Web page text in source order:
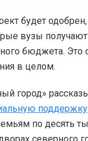
будет
вузы получают
бюджета.
в целом.
город»
поддержку
по десять
северного